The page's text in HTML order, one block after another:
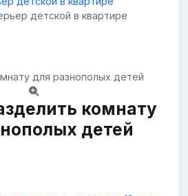
детской в квартире
комнату
детей